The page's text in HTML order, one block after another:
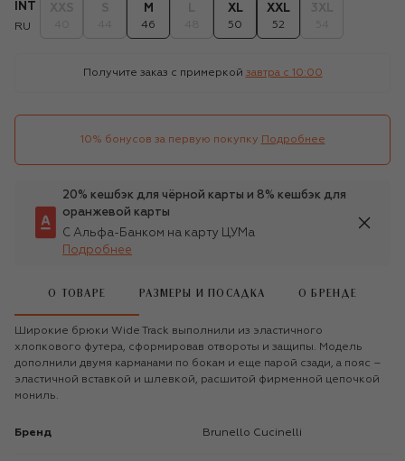
INT
RU
M
46
XL
50
XXL
52
Получите заказ с примеркой завтра c 10:00
10% бонусов за первую покупку Подробнее
20% кешбэк для чёрной карты и 8% кешбэк для
оранжевой карты
С Альфа-Банком на карту ЦУМа
Подробнее
О ТОВАРЕ РАЗМЕРЫ И ПОСАДКА О БРЕНДЕ
Широкие брюки Wide Track выполнили из эластичного
хлопкового футера, сформировав отвороты и защипы. Модель
дополнили двумя карманами по бокам и еще парой сзади, а пояс –
эластичной вставкой и шлевкой, расшитой фирменной цепочкой
мониль.
Бренд Brunello Cucinelli